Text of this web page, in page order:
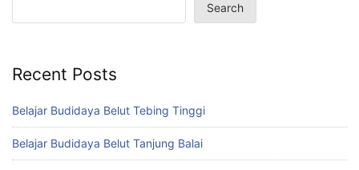
Search
Recent Posts
Belajar Budidaya Belut Tebing Tinggi
Belajar Budidaya Belut Tanjung Balai